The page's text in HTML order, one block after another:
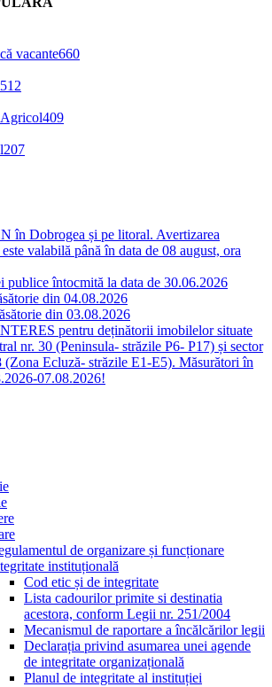
vacante660
512
409
207
în Dobrogea și pe litoral. Avertizarea
valabilă până în data de 08 august, ora
publice întocmită la data de 30.06.2026
din 04.08.2026
din 03.08.2026
pentru deținătorii imobilelor situate
nr. 30 (Peninsula- străzile P6- P17) și sector
(Zona Ecluză- străzile E1-E5). Măsurători în
07.08.2026!
de organizare și funcționare
instituțională
Cod etic și de integritate
Lista cadourilor primite si destinatia
acestora, conform Legii nr. 251/2004
Mecanismul de raportare a încălcărilor legii
Declarația privind asumarea unei agende
de integritate organizațională
Planul de integritate al instituției